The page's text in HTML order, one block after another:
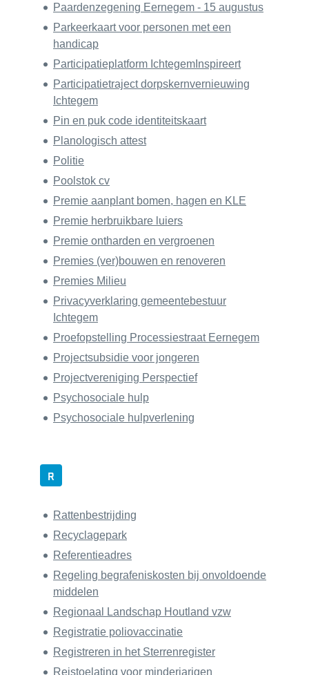
Paardenzegening Eernegem - 15 augustus
Parkeerkaart voor personen met een
handicap
Participatieplatform IchtegemInspireert
Participatietraject dorpskernvernieuwing
Ichtegem
Pin en puk code identiteitskaart
Planologisch attest
Politie
Poolstok cv
Premie aanplant bomen, hagen en KLE
Premie herbruikbare luiers
Premie ontharden en vergroenen
Premies (ver)bouwen en renoveren
Premies Milieu
Privacyverklaring gemeentebestuur
Ichtegem
Proefopstelling Processiestraat Eernegem
Projectsubsidie voor jongeren
Projectvereniging Perspectief
Psychosociale hulp
Psychosociale hulpverlening
R
Rattenbestrijding
Recyclagepark
Referentieadres
Regeling begrafeniskosten bij onvoldoende
middelen
Regionaal Landschap Houtland vzw
Registratie poliovaccinatie
Registreren in het Sterrenregister
Reistoelating voor minderjarigen